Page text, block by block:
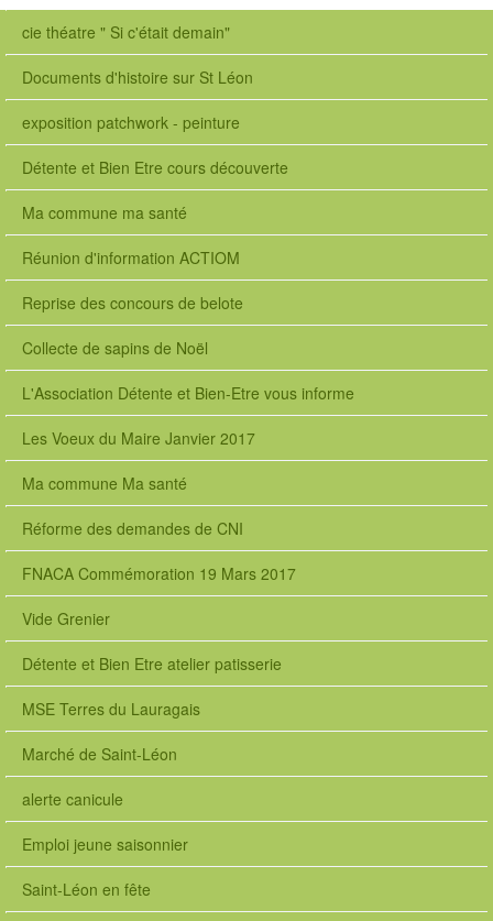
cie théatre " Si c'était demain"
Documents d'histoire sur St Léon
exposition patchwork - peinture
Détente et Bien Etre cours découverte
Ma commune ma santé
Réunion d'information ACTIOM
Reprise des concours de belote
Collecte de sapins de Noël
L'Association Détente et Bien-Etre vous informe
Les Voeux du Maire Janvier 2017
Ma commune Ma santé
Réforme des demandes de CNI
FNACA Commémoration 19 Mars 2017
Vide Grenier
Détente et Bien Etre atelier patisserie
MSE Terres du Lauragais
Marché de Saint-Léon
alerte canicule
Emploi jeune saisonnier
Saint-Léon en fête